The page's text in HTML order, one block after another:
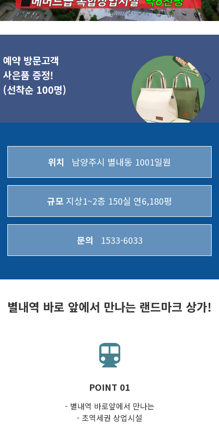
예약 방문고객
사은품 증정!
(선착순 100명)
위치 남양주시 별내동 1001일원
규모지상1~2층 150실 연6,180평
문의 1533-6033
별내역 바로 앞에서 만나는 랜드마크 상가!
POINT 01
- 별내역 바로앞에서 만나는
- 초역세권 상업시설